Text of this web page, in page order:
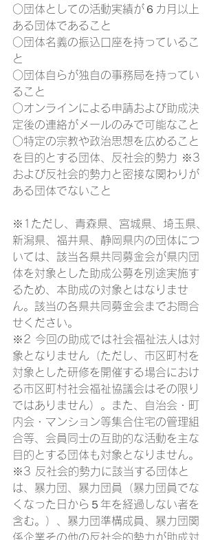
○団体としての活動実績が６カ月以上
ある団体であること
○団体名義の振込口座を持っているこ
と
○団体自らが独自の事務局を持ってい
ること
○オンラインによる申請および助成決
定後の連絡がメールのみで可能なこと
○特定の宗教や政治思想を広めること
を目的とする団体、反社会的勢力 ※3
および反社会的勢力と密接な関わりが
ある団体でないこと
※1ただし、青森県、宮城県、埼玉県、
新潟県、福井県、静岡県内の団体につ
いては、該当各県共同募金会が県内団
体を対象とした助成公募を別途実施す
るため、本助成の対象とはなりませ
ん。該当の各県共同募金会までお問合
せください。
※2 今回の助成では社会福祉法人は対
象となりません（ただし、市区町村を
対象とした研修を開催する場合におけ
る市区町村社会福祉協議会はその限り
ではありません）。また、自治会・町
内会・マンション等集合住宅の管理組
合等、会員同士の互助的な活動を主な
目的とする団体も対象となりません。
※3 反社会的勢力に該当する団体と
は、暴力団、暴力団員（暴力団員でな
くなった日から５年を経過しない者を
含む。）、暴力団準構成員、暴力団関
係企業その他の反社会的勢力が助成対